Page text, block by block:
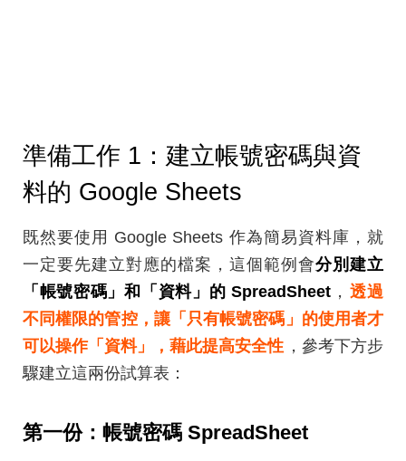
準備工作 1：建立帳號密碼與資
料的 Google Sheets
既然要使用 Google Sheets 作為簡易資料庫，就
一定要先建立對應的檔案，這個範例會分別建立
「帳號密碼」和「資料」的 SpreadSheet， 透過
不同權限的管控，讓「只有帳號密碼」的使用者才
可以操作「資料」，藉此提高安全性 ，參考下方步
驟建立這兩份試算表：
第一份：帳號密碼 SpreadSheet